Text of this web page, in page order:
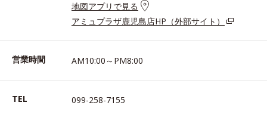
地図アプリで見る
アミュプラザ鹿児島店HP（外部サイト）
営業時間 AM10:00～PM8:00
TEL 099-258-7155